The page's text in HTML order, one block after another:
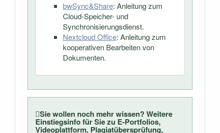
bwSync&Share: Anleitung zum
Cloud-Speicher- und
Synchronisierungsdienst.
Nextcloud Office: Anleitung zum
kooperativen Bearbeiten von
Dokumenten.
Sie wollen noch mehr wissen? Weitere
Einstiegsinfo für Sie zu E-Portfolios,
Videoplattform, Plagiatübersprüfung,